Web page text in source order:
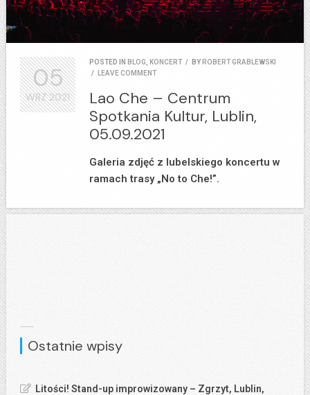
POSTED IN BLOG KONCERT / BY ROBERT GRABLEWSKI
/
LEAVE COMMENT
Lao Che – Centrum
Spotkania Kultur, Lublin,
05.09.2021
Galeria zdjęć z lubelskiego koncertu w
ramach trasy „No to Che!”.
05
WRZ2021
Ostatnie wpisy
Litości! Stand-up improwizowany – Zgrzyt, Lublin,